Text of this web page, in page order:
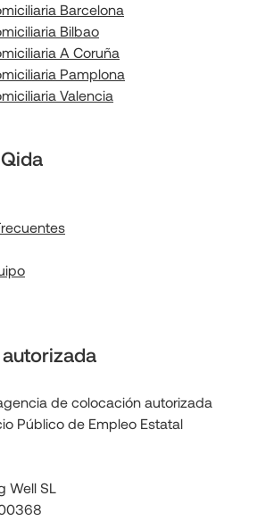
Barcelona
Bilbao
A Coruña
Pamplona
Valencia
de colocación autorizada
Público de Empleo Estatal
Well SL